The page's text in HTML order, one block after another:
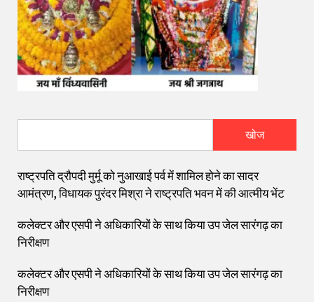
खोज
राष्ट्रपति द्रौपदी मुर्मू को नुआखाई पर्व में शामिल होने का सादर
आमंत्रण, विधायक पुरंदर मिश्रा ने राष्ट्रपति भवन में की आत्मीय भेंट
कलेक्टर और एसपी ने अधिकारियों के साथ किया उप जेल सारंगढ़ का
निरीक्षण
कलेक्टर और एसपी ने अधिकारियों के साथ किया उप जेल सारंगढ़ का
निरीक्षण